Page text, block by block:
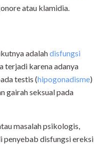
atau klamidia.
adalahdisfungsi
terjadi karena adanya
testis (hipogonadisme)
gairah seksual pada
masalah psikologis,
penyebab disfungsi ereksi